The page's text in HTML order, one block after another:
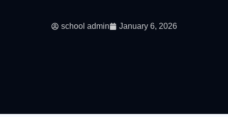
school admin January 6, 2026